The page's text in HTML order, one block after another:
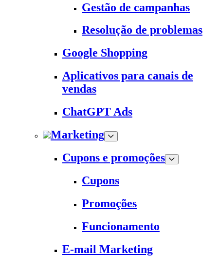
Gestão de campanhas
Resolução de problemas
Google Shopping
Aplicativos para canais de
vendas
ChatGPT Ads
Marketing
Cupons e promoções
Cupons
Promoções
Funcionamento
E-mail Marketing